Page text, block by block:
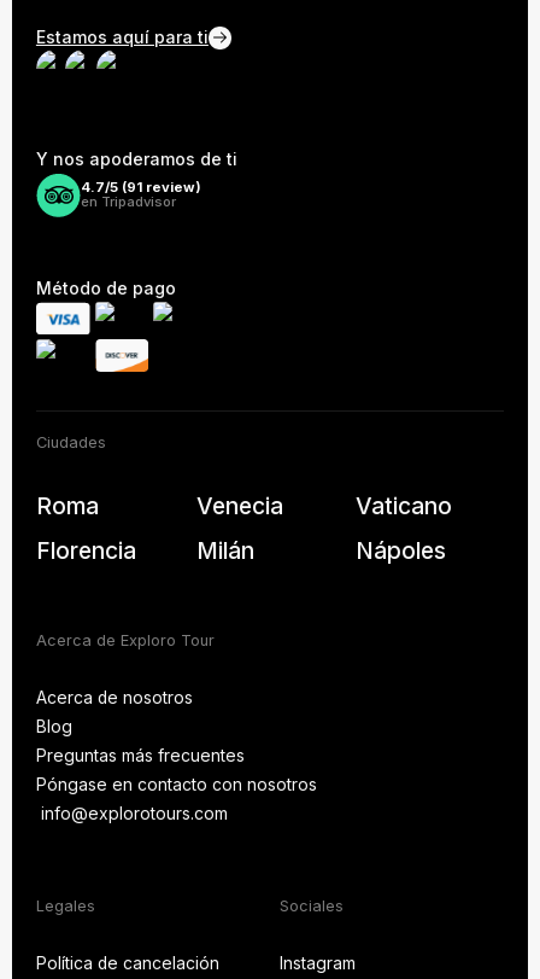
Estamos aquí para ti
Y nos apoderamos de ti
4.7/5 (91review)
en Tripadvisor
Método de pago
Ciudades
Roma Venecia
Vaticano
Florencia
Milán Nápoles
Acerca de Exploro Tour
Acerca de nosotros
Acerca de nosotros
Blog
Blog
Preguntas más frecuentes
PREGUNTAS MÁS
FRECUENTES
Póngase en contacto con nosotros
Póngase en contacto con nosotros
info@explorotours.com
Legales
Política de cancelación
Sociales
Instagram